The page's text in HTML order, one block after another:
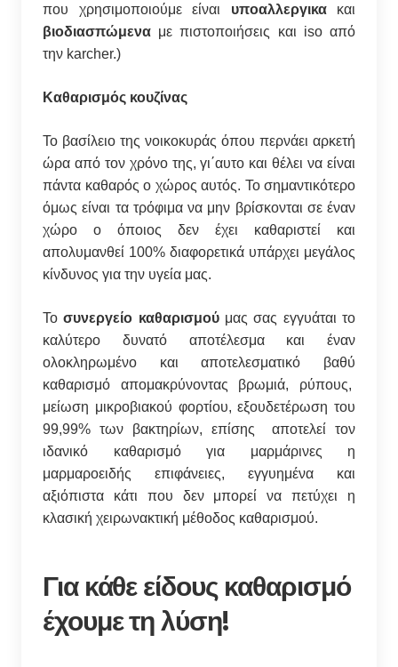
που χρησιμοποιούμε είναι υποαλλεργικακαι
βιοδιασπώμενα με πιστοποιήσεις και iso από
την karcher.)
Καθαρισμός κουζίνας
Το βασίλειο της νοικοκυράς όπου περνάει αρκετή
ώρα από τον χρόνο της, γι΄αυτο και θέλει να είναι
πάντα καθαρός ο χώρος αυτός. Το σημαντικότερο
όμως είναι τα τρόφιμα να μην βρίσκονται σε έναν
χώρο ο όποιος δεν έχει καθαριστεί και
απολυμανθεί 100% διαφορετικά υπάρχει μεγάλος
κίνδυνος για την υγεία μας.
Τοσυνεργείο καθαρισμούμας σας εγγυάται το
καλύτερο δυνατό αποτέλεσμα και έναν
ολοκληρωμένο και αποτελεσματικό βαθύ
καθαρισμό απομακρύνοντας βρωμιά, ρύπους,
μείωση μικροβιακού φορτίου, εξουδετέρωση του
99,99% των βακτηρίων, επίσης αποτελεί τον
ιδανικό καθαρισμό για μαρμάρινες η
μαρμαροειδής επιφάνειες, εγγυημένα και
αξιόπιστα κάτι που δεν μπορεί να πετύχει η
κλασική χειρωνακτική μέθοδος καθαρισμού.
Για κάθε είδους καθαρισμό
έχουμε τη λύση!